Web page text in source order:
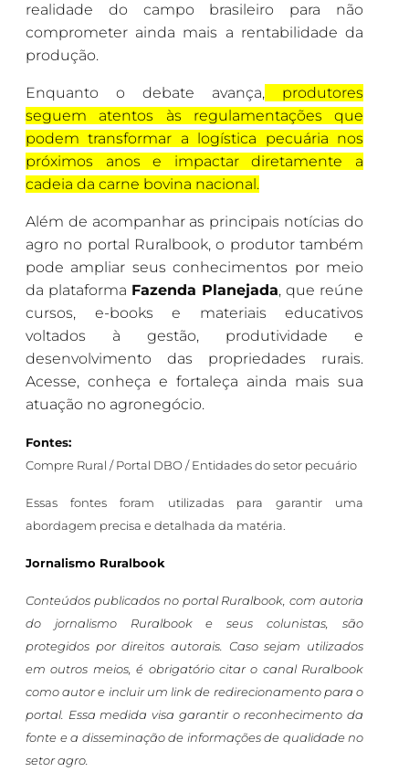
realidade do campo brasileiro para não
comprometer ainda mais a rentabilidade da
produção.
Enquanto o debate avança, produtores
seguem atentos às regulamentações que
podem transformar a logística pecuária nos
próximos anos e impactar diretamente a
cadeia da carne bovina nacional.
Além de acompanhar as principais notícias do
agro no portal Ruralbook, o produtor também
pode ampliar seus conhecimentos por meio
da plataforma Fazenda Planejada, que reúne
cursos, e-books e materiais educativos
voltados à gestão, produtividade e
desenvolvimento das propriedades rurais.
Acesse, conheça e fortaleça ainda mais sua
atuação no agronegócio.
Fontes:
Compre Rural / Portal DBO / Entidades do setor pecuário
Essas fontes foram utilizadas para garantir uma
abordagem precisa e detalhada da matéria.
Jornalismo Ruralbook
Conteúdos publicados no portal Ruralbook, com autoria
do jornalismo Ruralbook e seus colunistas, são
protegidos por direitos autorais. Caso sejam utilizados
em outros meios, é obrigatório citar o canal Ruralbook
como autor e incluir um link de redirecionamento para o
portal. Essa medida visa garantir o reconhecimento da
fonte e a disseminação de informações de qualidade no
setor agro.